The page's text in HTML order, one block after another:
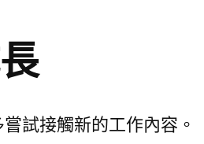
試接觸新的工作內容。